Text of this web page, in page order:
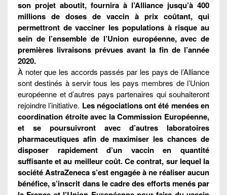
son projet aboutit, fournira à l’Alliance jusqu’à 400
millions de doses de vaccin à prix coûtant, qui
permettront de vacciner les populations à risque au
sein de l’ensemble de l’Union européenne, avec de
premières livraisons prévues avant la fin de l’année
2020.
À noter que les accords passés par les pays de l’Alliance
sont destinés à servir tous les pays membres de l’Union
européenne et d’autres pays partenaires qui souhaiteront
rejoindre l’initiative. Les négociations ont été menées en
coordination étroite avec la Commission Européenne,
et se poursuivront avec d’autres laboratoires
pharmaceutiques afin de maximiser les chances de
disposer rapidement d’un vaccin en quantité
suffisante et au meilleur coût. Ce contrat, sur lequel la
société AstraZeneca s’est engagée à ne réaliser aucun
bénéfice, s’inscrit dans le cadre des efforts menés par